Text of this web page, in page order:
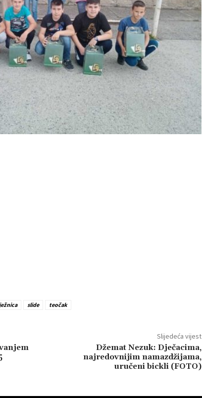
slide teočak
Slijedeća vijest
Džemat Nezuk: Dječacima,
najredovnijim namazdžijama,
uručeni bickli (FOTO)